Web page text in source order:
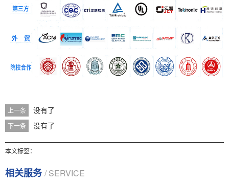
上一条 没有了
下一条 没有了
本文标签：
相关服务/ SERVICE